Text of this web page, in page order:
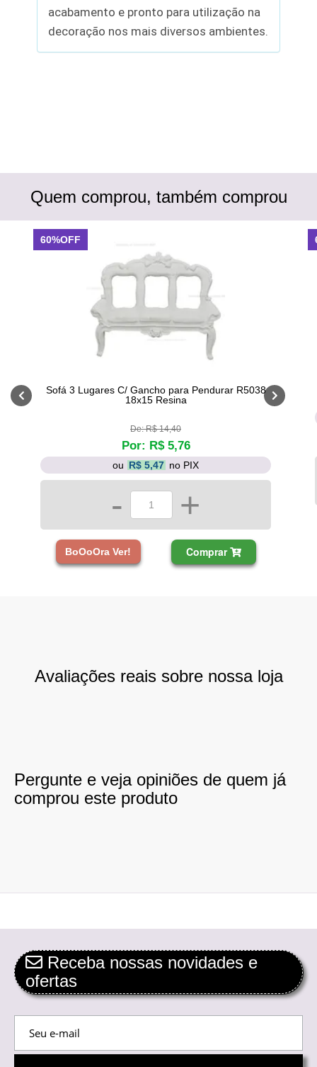
acabamento e pronto para utilização na
decoração nos mais diversos ambientes.
Quem comprou, também comprou
Sofá 3 Lugares C/ Gancho para Pendurar R5038
18x15 Resina
De: R$ 14,40
Por: R$ 5,76
ou R$ 5,47 no PIX
- +
BoOoOra Ver! Comprar
60%OFF
Avaliações reais sobre nossa loja
Pergunte e veja opiniões de quem já
comprou este produto
Receba nossas novidades e
ofertas